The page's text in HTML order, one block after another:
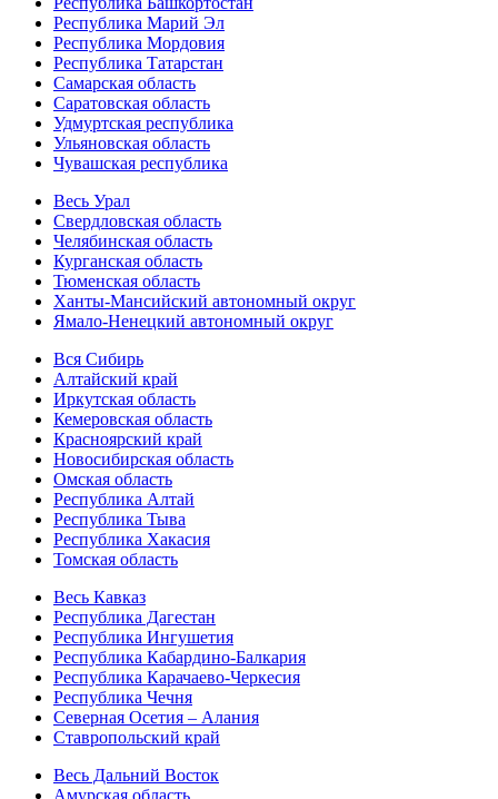
Республика Марий Эл
Республика Мордовия
Республика Татарстан
Самарская область
Саратовская область
Удмуртская республика
Ульяновская область
Чувашская республика
Весь Урал
Свердловская область
Челябинская область
Курганская область
Тюменская область
Ханты-Мансийский автономный округ
Ямало-Ненецкий автономный округ
Вся Сибирь
Алтайский край
Иркутская область
Кемеровская область
Красноярский край
Новосибирская область
Омская область
Республика Алтай
Республика Тыва
Республика Хакасия
Томская область
Весь Кавказ
Республика Дагестан
Республика Ингушетия
Республика Кабардино-Балкария
Республика Карачаево-Черкесия
Республика Чечня
Северная Осетия – Алания
Ставропольский край
Весь Дальний Восток
Амурская область